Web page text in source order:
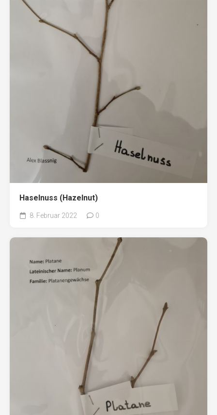
Haselnuss (Hazelnut)
8. Februar 2022 0